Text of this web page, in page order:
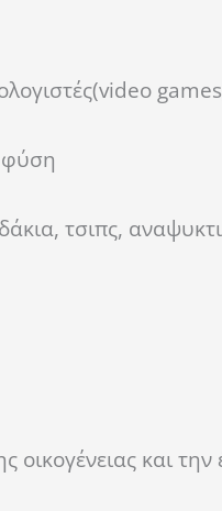
φύση
τσιπς,
οικογένειας και